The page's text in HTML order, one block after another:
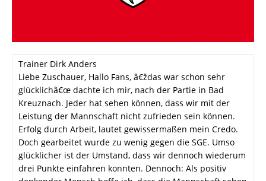
Trainer Dirk Anders
Liebe Zuschauer, Hallo Fans, â€ždas war schon sehr
glücklichâ€œ dachte ich mir, nach der Partie in Bad
Kreuznach. Jeder hat sehen können, dass wir mit der
Leistung der Mannschaft nicht zufrieden sein können.
Erfolg durch Arbeit, lautet gewissermaßen mein Credo.
Doch gearbeitet wurde zu wenig gegen die SGE. Umso
glücklicher ist der Umstand, dass wir dennoch wiederum
drei Punkte einfahren konnten. Dennoch: Als positiv